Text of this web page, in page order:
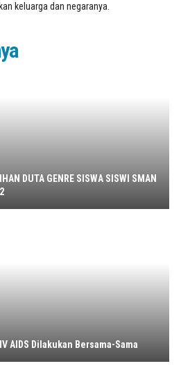
keluarga dan negaranya.
DUTA GENRE SISWA SISWI SMAN
AIDS Dilakukan Bersama-Sama